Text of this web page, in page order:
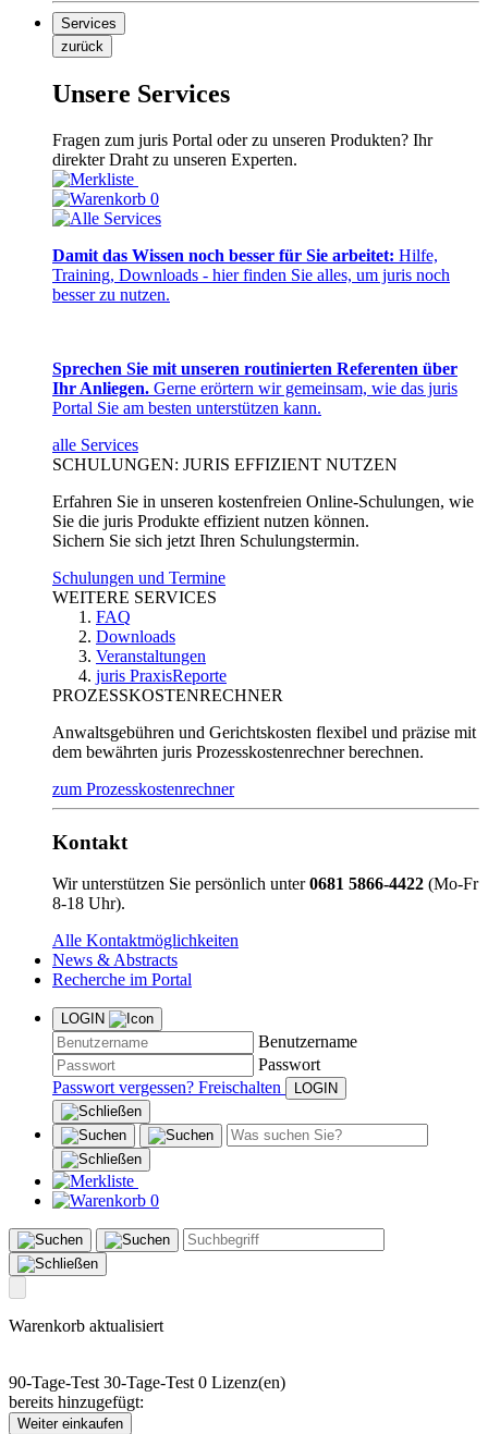
Services
zurück
Unsere Services
Fragen zum juris Portal oder zu unseren Produkten? Ihr
direkter Draht zu unseren Experten.
0
Damit das Wissen noch besser für Sie arbeitet: Hilfe,
Training, Downloads - hier finden Sie alles, um juris noch
besser zu nutzen.
Sprechen Sie mit unseren routinierten Referenten über
Ihr Anliegen. Gerne erörtern wir gemeinsam, wie das juris
Portal Sie am besten unterstützen kann.
alle Services
SCHULUNGEN: JURIS EFFIZIENT NUTZEN
Erfahren Sie in unseren kostenfreien Online-Schulungen, wie
Sie die juris Produkte effizient nutzen können.
Sichern Sie sich jetzt Ihren Schulungstermin.
Schulungen und Termine
WEITERE SERVICES
FAQ
Downloads
Veranstaltungen
juris PraxisReporte
PROZESSKOSTENRECHNER
Anwaltsgebühren und Gerichtskosten flexibel und präzise mit
dem bewährten juris Prozesskostenrechner berechnen.
zum Prozesskostenrechner
Kontakt
Wir unterstützen Sie persönlich unter0681 5866-4422 (Mo-Fr
8-18 Uhr).
Alle Kontaktmöglichkeiten
News & Abstracts
Recherche im Portal
LOGIN
Benutzername
Passwort
Passwort vergessen? Freischalten
0
Warenkorb aktualisiert
90-Tage-Test 30-Tage-Test 0 Lizenz(en)
bereits hinzugefügt:
Weiter einkaufen